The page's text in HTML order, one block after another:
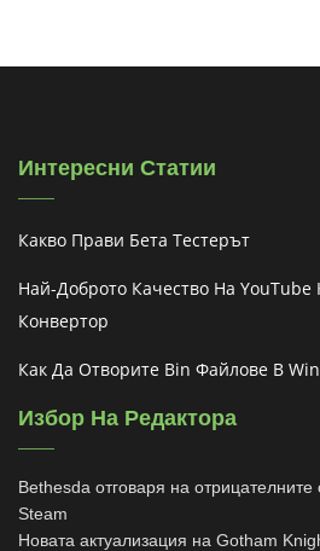
Интересни Статии
Какво Прави Бета Тестерът
Най-Доброто Качество На
Конвертор
Как Да Отворите Bin Файлове В
Избор На Редактора
Bethesda отговаря на отрицателните
Steam
Новата актуализация на Gotham